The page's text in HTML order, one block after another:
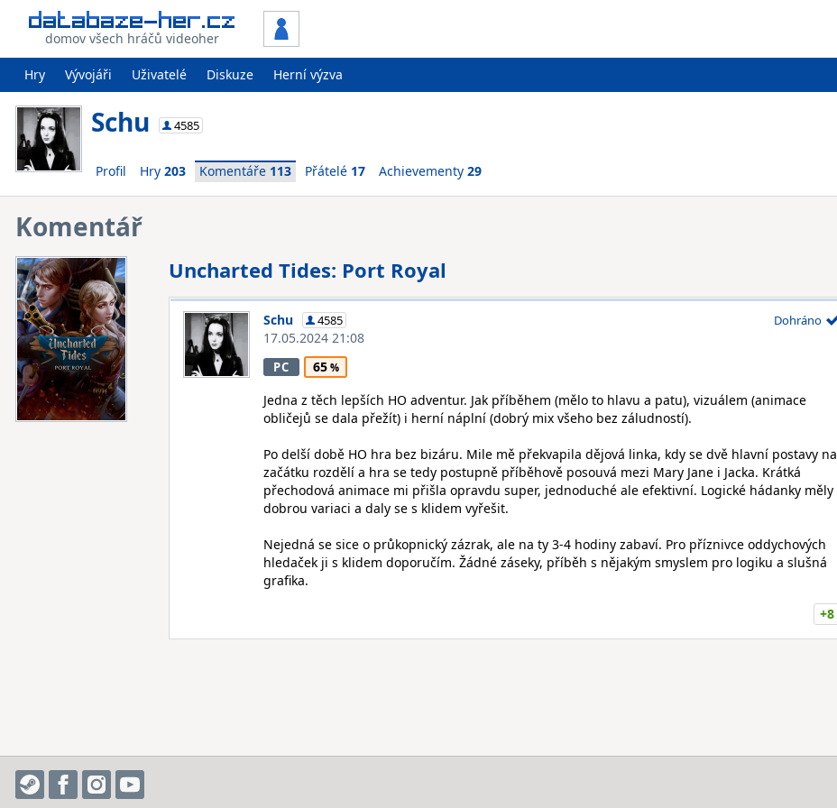
domov všech hráčů videoher
Hry Vývojáři Uživatelé Diskuze Herní výzva
Schu 4585
Profil Hry 203 Komentáře 113 Přátelé 17 Achievementy 29
Komentář
Uncharted Tides: Port Royal
Schu 4585
17.05.2024 21:08
Dohráno
PC
65
Jedna z těch lepších HO adventur. Jak příběhem (mělo to hlavu a patu), vizuálem (animace
obličejů se dala přežít) i herní náplní (dobrý mix všeho bez záludností).
Po delší době HO hra bez bizáru. Mile mě překvapila dějová linka, kdy se dvě hlavní postavy na
začátku rozdělí a hra se tedy postupně příběhově posouvá mezi Mary Jane i Jacka. Krátká
přechodová animace mi přišla opravdu super, jednoduché ale efektivní. Logické hádanky měly
dobrou variaci a daly se s klidem vyřešit.
Nejedná se sice o průkopnický zázrak, ale na ty 3-4 hodiny zabaví. Pro příznivce oddychových
hledaček ji s klidem doporučím. Žádné záseky, příběh s nějakým smyslem pro logiku a slušná
grafika.
+8